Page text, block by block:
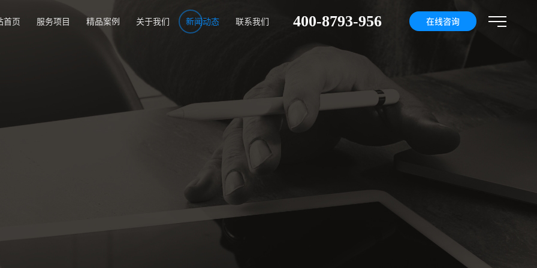
首页 服务项目 精品案例 关于我们 新闻动态 联系我们 400-8793-956 在线咨询